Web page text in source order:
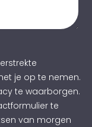
je op te nemen.
te waarborgen.
te
van morgen